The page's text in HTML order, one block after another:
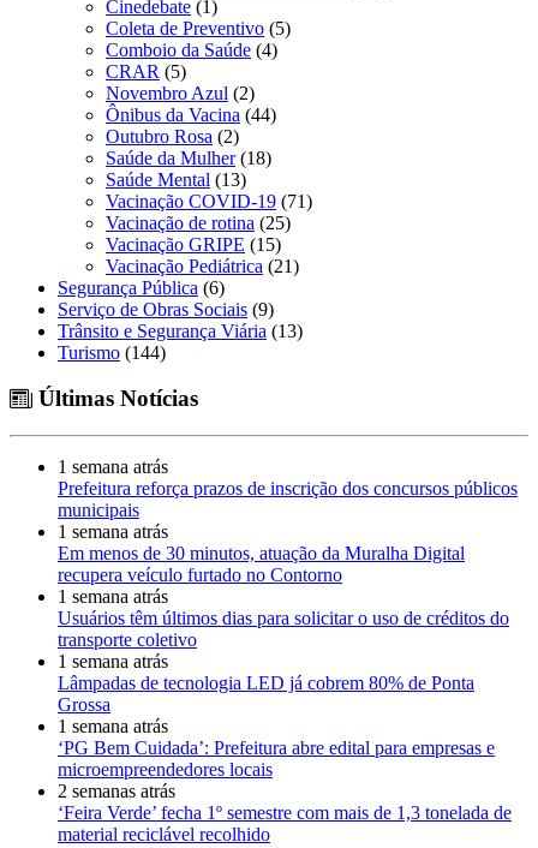
Cinedebate (1)
Coleta de Preventivo (5)
Comboio da Saúde (4)
CRAR (5)
Novembro Azul (2)
Ônibus da Vacina (44)
Outubro Rosa (2)
Saúde da Mulher(18)
Saúde Mental (13)
Vacinação COVID-19 (71)
Vacinação de rotina (25)
Vacinação GRIPE (15)
Vacinação Pediátrica (21)
Segurança Pública (6)
Serviço de Obras Sociais (9)
Trânsito e Segurança Viária (13)
Turismo (144)
Últimas Notícias
1 semana atrás
Prefeitura reforça prazos de inscrição dos concursos públicos
municipais
1 semana atrás
Em menos de 30 minutos, atuação da Muralha Digital
recupera veículo furtado no Contorno
1 semana atrás
Usuários têm últimos dias para solicitar o uso de créditos do
transporte coletivo
1 semana atrás
Lâmpadas de tecnologia LED já cobrem 80% de Ponta
Grossa
1 semana atrás
‘PG Bem Cuidada’: Prefeitura abre edital para empresas e
microempreendedores locais
2 semanas atrás
‘Feira Verde’ fecha 1º semestre com mais de 1,3 tonelada de
material reciclável recolhido